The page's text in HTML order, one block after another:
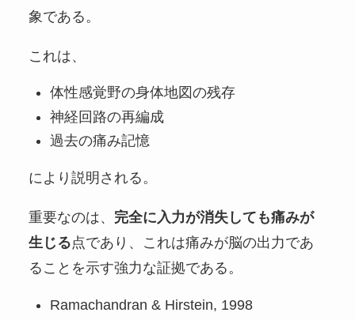
象である。
これは、
体性感覚野の身体地図の残存
神経回路の再編成
過去の痛み記憶
により説明される。
重要なのは、 完全に入力が消失しても痛みが
生じる点であり、これは痛みが脳の出力であ
ることを示す強力な証拠である。
Ramachandran & Hirstein, 1998